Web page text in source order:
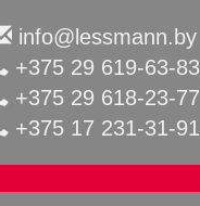
info@lessmann.by
+375 29 619-63-83
+375 29 618-23-77
+375 17 231-31-91